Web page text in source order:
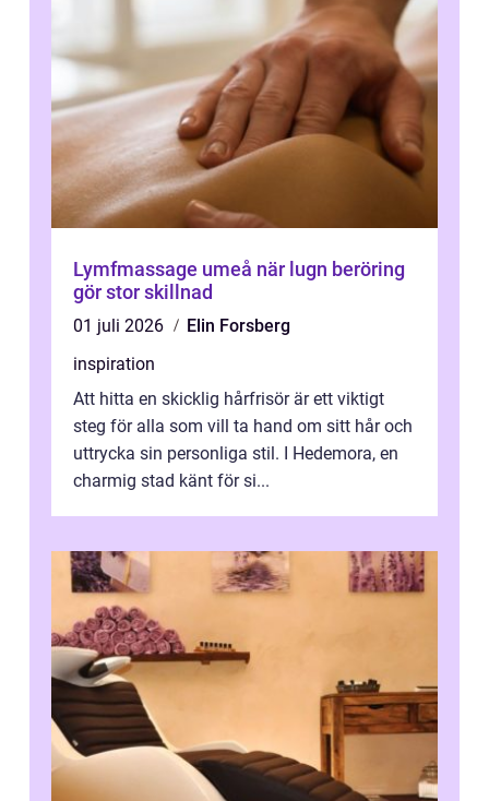
Lymfmassage umeå när lugn beröring
gör stor skillnad
01 juli 2026
Elin Forsberg
inspiration
Att hitta en skicklig hårfrisör är ett viktigt
steg för alla som vill ta hand om sitt hår och
uttrycka sin personliga stil. I Hedemora, en
charmig stad känt för si...